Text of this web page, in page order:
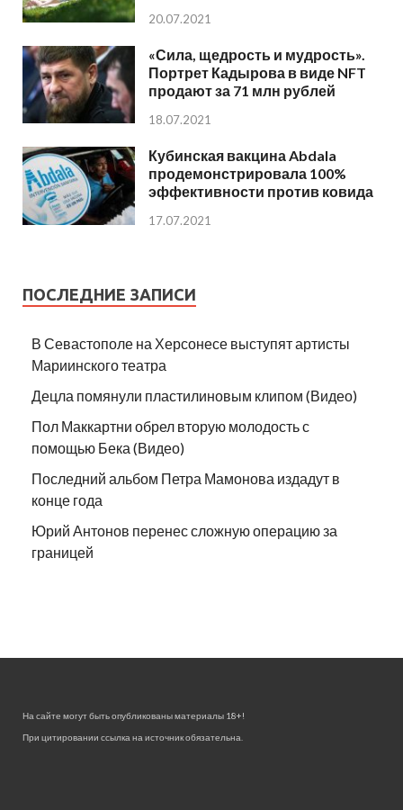
20.07.2021
«Сила, щедрость и мудрость».
Портрет Кадырова в виде NFT
продают за 71 млн рублей
18.07.2021
Кубинская вакцина Abdala
продемонстрировала 100%
эффективности против ковида
17.07.2021
ПОСЛЕДНИЕ ЗАПИСИ
В Севастополе на Херсонесе выступят артисты
Мариинского театра
Децла помянули пластилиновым клипом (Видео)
Пол Маккартни обрел вторую молодость с
помощью Бека (Видео)
Последний альбом Петра Мамонова издадут в
конце года
Юрий Антонов перенес сложную операцию за
границей
На сайте могут быть опубликованы материалы 18+!
При цитировании ссылка на источник обязательна.